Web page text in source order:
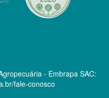
- Embrapa SAC:
fale-conosco